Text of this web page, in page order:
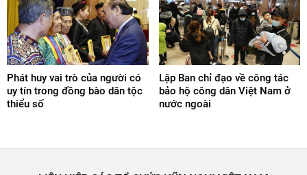
Phát huy vai trò của người có
uy tín trong đồng bào dân tộc
thiểu số
Lập Ban chỉ đạo về công tác
bảo hộ công dân Việt Nam ở
nước ngoài